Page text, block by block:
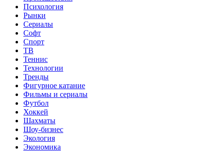
Психология
Рынки
Сериалы
Софт
Спорт
ТВ
Теннис
Технологии
Тренды
Фигурное катание
Фильмы и сериалы
Футбол
Хоккей
Шахматы
Шоу-бизнес
Экология
Экономика